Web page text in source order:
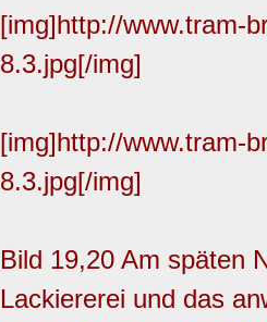
[img]http://www.tram-
8.3.jpg[/img]
[img]http://www.tram-
8.3.jpg[/img]
Bild 19,20 Am späten
Lackiererei und das